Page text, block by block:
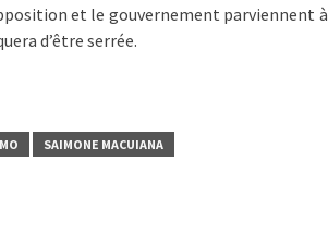
et le gouvernement parviennent à
d’être serrée.
SAIMONE MACUIANA